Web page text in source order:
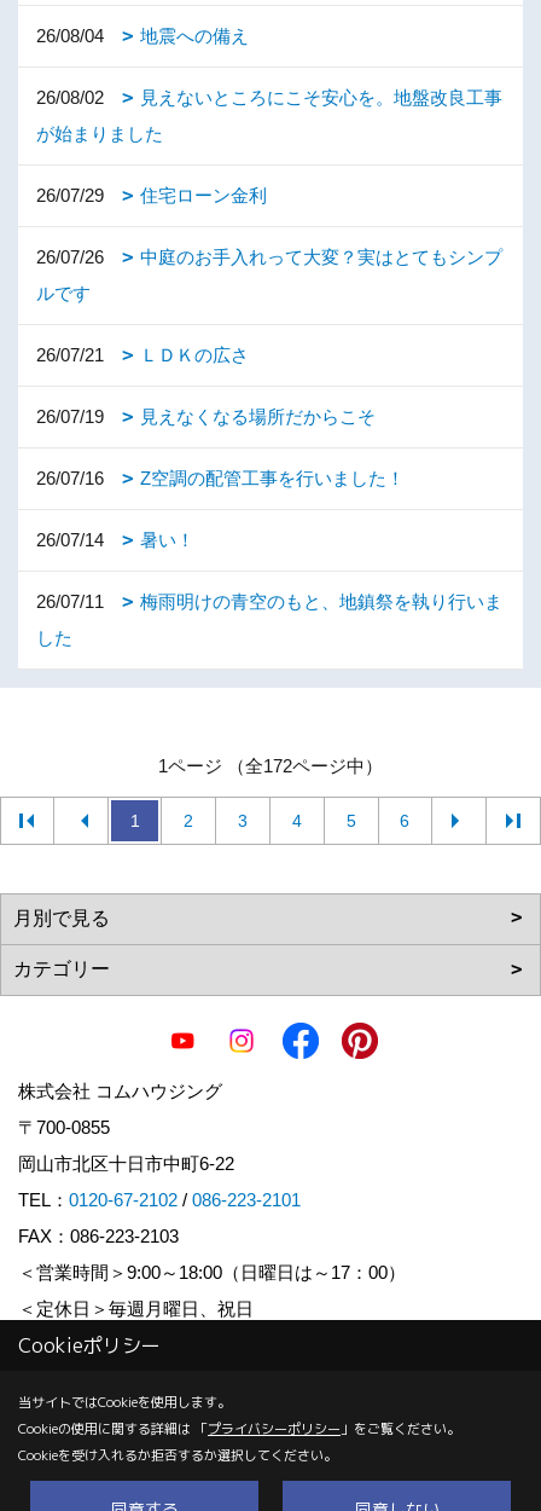
26/08/04 地震への備え
26/08/02
見えないところにこそ安心を。地盤改良工事
が始まりました
26/07/29 住宅ローン金利
26/07/26
中庭のお手入れって大変？実はとてもシンプ
ルです
26/07/21 ＬＤＫの広さ
26/07/19 見えなくなる場所だからこそ
26/07/16 Z空調の配管工事を行いました！
26/07/14 暑い！
26/07/11
梅雨明けの青空のもと、地鎮祭を執り行いま
した
1ページ （全172ページ中）
1 2 3 4 5 6
株式会社 コムハウジング
〒700-0855
岡山市北区十日市中町6-22
TEL： 0120-67-2102 / 086-223-2101
FAX：086-223-2103
＜営業時間＞9:00～18:00（日曜日は～17：00）
＜定休日＞毎週月曜日、祝日
Copyright (c) COM HOUSHING Inc. All Rights Reserved.
Produced byゴデスクリエイト
Cookieポリシー
当サイトではCookieを使用します。
Cookieの使用に関する詳細は 「プライバシーポリシー 」をご覧ください。
Cookieを受け入れるか拒否するか選択してください。